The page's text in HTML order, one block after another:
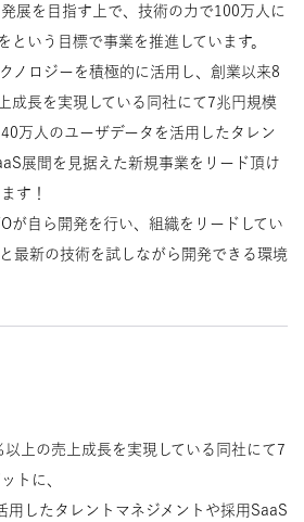
展を目指す上で、技術の力で100万人に
という目標で事業を推進しています。
ノロジーを積極的に活用し、創業以来8
成長を実現している同社にて7兆円規模
万人のユーザデータを活用したタレン
展間を見据えた新規事業をリード頂け
す！
が自ら開発を行い、組織をリードしてい
最新の技術を試しながら開発できる環境
上の売上成長を実現している同社にて7
トに、
用したタレントマネジメントや採用SaaS